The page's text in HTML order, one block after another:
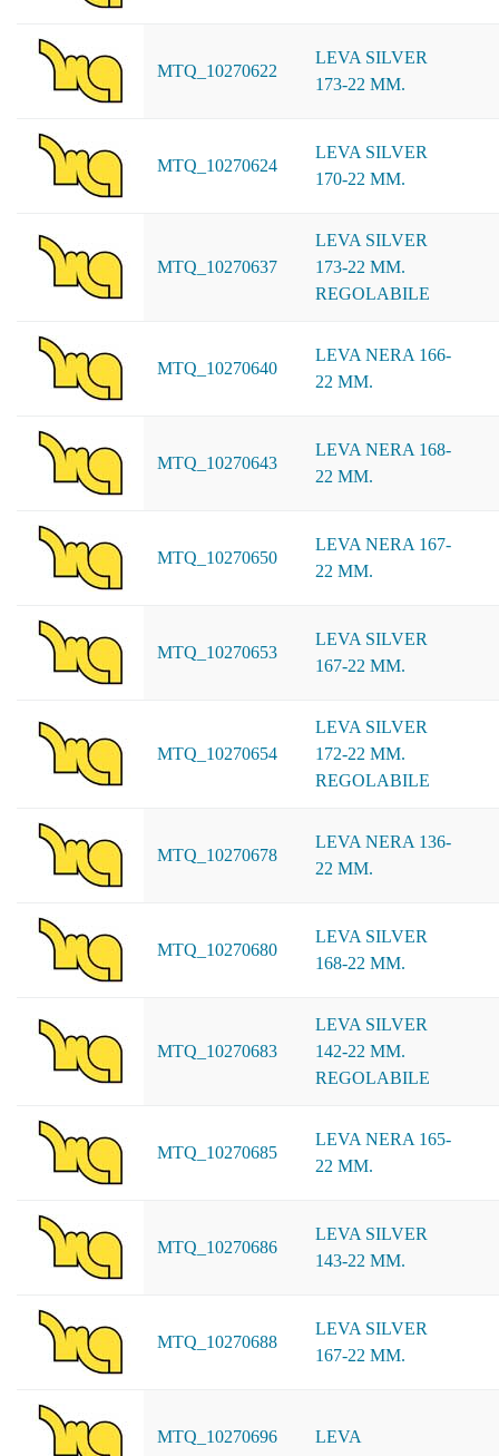
MTQ_10270622
LEVA SILVER
173-22 MM.
MTQ_10270624
LEVA SILVER
170-22 MM.
MTQ_10270637
LEVA SILVER
173-22 MM.
REGOLABILE
MTQ_10270640
LEVA NERA 166-
22 MM.
MTQ_10270643
LEVA NERA 168-
22 MM.
MTQ_10270650
LEVA NERA 167-
22 MM.
MTQ_10270653
LEVA SILVER
167-22 MM.
MTQ_10270654
LEVA SILVER
172-22 MM.
REGOLABILE
MTQ_10270678
LEVA NERA 136-
22 MM.
MTQ_10270680
LEVA SILVER
168-22 MM.
MTQ_10270683
LEVA SILVER
142-22 MM.
REGOLABILE
MTQ_10270685
LEVA NERA 165-
22 MM.
MTQ_10270686
LEVA SILVER
143-22 MM.
MTQ_10270688
LEVA SILVER
167-22 MM.
MTQ_10270696 LEVA